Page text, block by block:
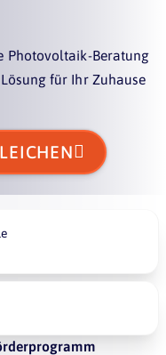
Photovoltaik-Beratung
für Ihr Zuhause
